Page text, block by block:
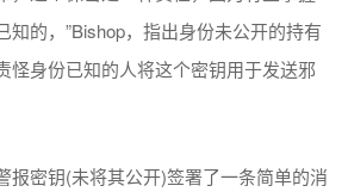
知的，”Bishop，指出身份未公开的持有
怪身份已知的人将这个密钥用于发送邪
报密钥(未将其公开)签署了一条简单的消